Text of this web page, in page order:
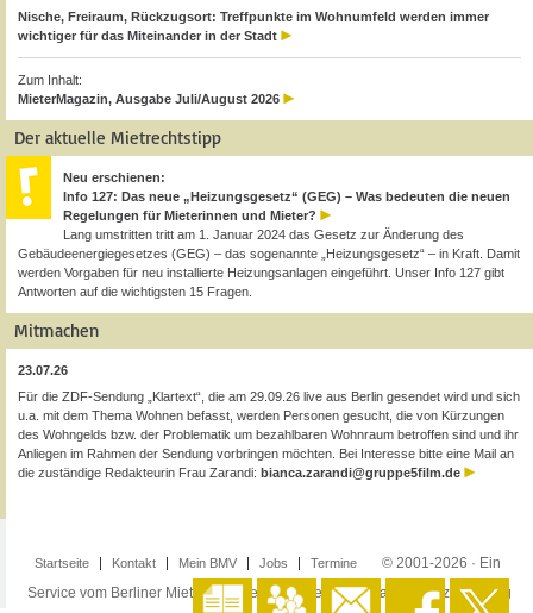
Nische, Freiraum, Rückzugsort: Treffpunkte im Wohnumfeld werden immer
wichtiger für das Miteinander in der Stadt
Zum Inhalt:
MieterMagazin, Ausgabe Juli/August 2026
Der aktuelle Mietrechtstipp
Neu erschienen:
Info 127: Das neue „Heizungsgesetz“ (GEG) – Was bedeuten die neuen
Regelungen für Mieterinnen und Mieter?
Lang umstritten tritt am 1. Januar 2024 das Gesetz zur Änderung des
Gebäudeenergiegesetzes (GEG) – das sogenannte „Heizungsgesetz“ – in Kraft. Damit
werden Vorgaben für neu installierte Heizungsanlagen eingeführt. Unser Info 127 gibt
Antworten auf die wichtigsten 15 Fragen.
Mitmachen
23.07.26
Für die ZDF-Sendung „Klartext“, die am 29.09.26 live aus Berlin gesendet wird und sich
u.a. mit dem Thema Wohnen befasst, werden Personen gesucht, die von Kürzungen
des Wohngelds bzw. der Problematik um bezahlbaren Wohnraum betroffen sind und ihr
Anliegen im Rahmen der Sendung vorbringen möchten. Bei Interesse bitte eine Mail an
die zuständige Redakteurin Frau Zarandi: bianca.zarandi@gruppe5film.de
Startseite Kontakt Mein BMV Jobs Termine
© 2001-2026 · Ein
Service vom Berliner Mieterverein e.V. ·Impressum·Datenschutzerklärung